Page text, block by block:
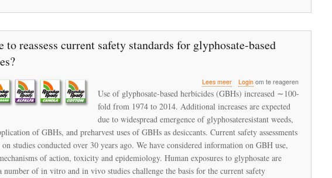
reassess current safety standards for glyphosate-based
Lees meer over
Is
time
to
reassess
safety
standards
for
Login om te reageren
Use of glyphosate-based herbicides (GBHs) increased ∼100-
fold from 1974 to 2014. Additional increases are expected
due to widespread emergence of glyphosateresistant weeds,
of GBHs, and preharvest uses of GBHs as desiccants. Current safety assessments
studies conducted over 30 years ago. We have considered information on GBH use,
of action, toxicity and epidemiology. Human exposures to glyphosate are
number of in vitro and in vivo studies challenge the basis for the current safety